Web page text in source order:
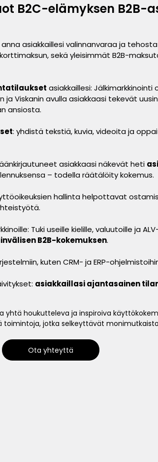
B2C-elämyksen B2B-
anna asiakkaillesi valinnanvaraa ja
sekä yleisimmät B2B-
asiakkaillesi: Jälkimarkkinointi
ja Viskanin avulla asiakkaasi tekevät
ansiosta.
: yhdistä tekstiä, kuvia, videoita ja
asiakkaasi näkevät heti
– todella räätälöity kokemus.
hallinta helpottavat
Tuki useille kielille, valuutoille ja
B2B-kokemuksen.
kuten CRM- ja ERP-
asiakkaillasi ajantasainen
yhtä houkutteleva ja inspiroiva
jotka selkeyttävät monimutkaista
Ota yhteyttä